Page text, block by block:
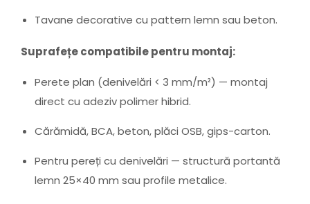
Tavane decorative cu pattern lemn sau beton.
Suprafețe compatibile pentru montaj:
Perete plan (denivelări < 3 mm/m²) — montaj
direct cu adeziv polimer hibrid.
Cărămidă, BCA, beton, plăci OSB, gips-carton.
Pentru pereți cu denivelări — structură portantă
lemn 25×40 mm sau profile metalice.